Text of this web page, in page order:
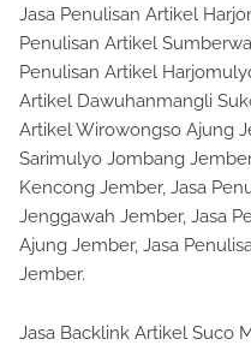
Jasa Penulisan Artikel
Penulisan Artikel
Penulisan Artikel
Artikel Dawuhanmangli
Artikel Wirowongso Ajung
Sarimulyo Jombang
Kencong Jember, Jasa
Jenggawah Jember, Jasa
Ajung Jember, Jasa
Jember.
Jasa Backlink Artikel Suco